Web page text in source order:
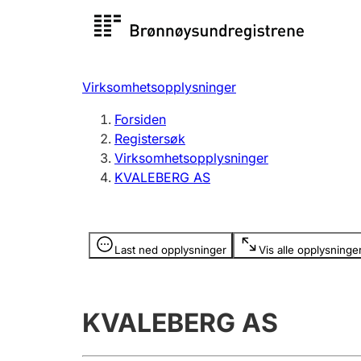
Registersøk
Registrere, endre, slette
Virksomhetsopplysninger
Forsiden
Registersøk
Virksomhetsopplysninger
KVALEBERG AS
Last ned opplysninger Vis alle
Opplysninger er skjult
KVALEBERG AS